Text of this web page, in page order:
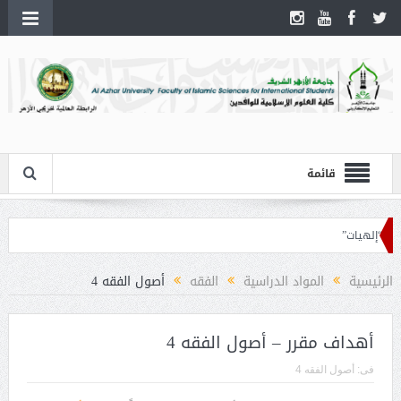
قائمة
الرئيسية المواد الدراسية الفقه أصول الفقه 4
أهداف مقرر – أصول الفقه 4
فى: أصول الفقه 4